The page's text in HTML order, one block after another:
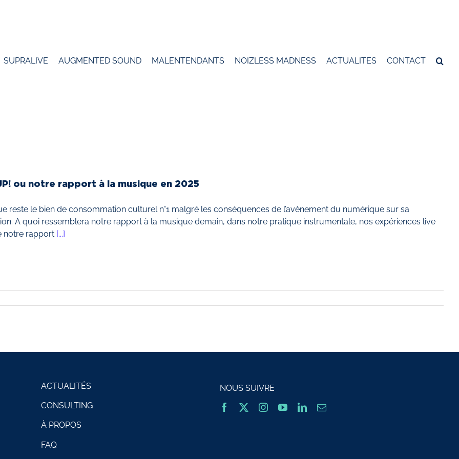
SUPRALIVE AUGMENTED SOUND MALENTENDANTS NOIZLESS MADNESS ACTUALITES CONTACT
ou notre rapport à la musique en 2025
reste le bien de consommation culturel n°1 malgré les conséquences de l’avènement du numérique sur sa
A quoi ressemblera notre rapport à la musique demain, dans notre pratique instrumentale, nos expériences live
notre rapport [...]
ACTUALITÉS
CONSULTING
À PROPOS
FAQ
NOUS SUIVRE